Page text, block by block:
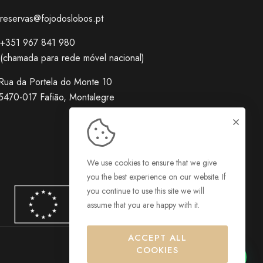
reservas@fojodoslobos.pt
+351 967 841 980
(chamada para rede móvel nacional)
da Portela do Monte 10
017 Fafião, Montalegre
We use cookies to ensure that we give
you the best experience on our website. If
you continue to use this site we will
assume that you are happy with it.
ACCEPT ALL
COOKIES